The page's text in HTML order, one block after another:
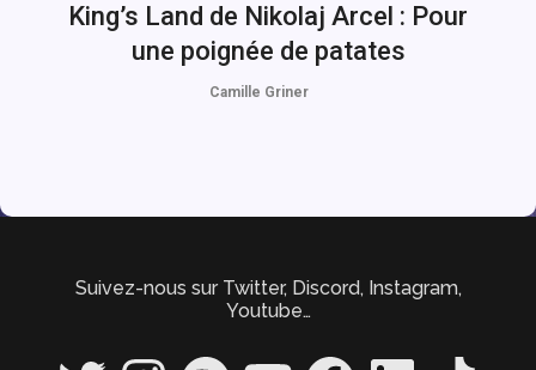
King’s Land de Nikolaj Arcel : Pour
une poignée de patates
Camille Griner
Suivez-nous sur Twitter, Discord, Instagram,
Youtube…
Twitter InstagramSpotify YouTube FacebookLinkedIn TikTok